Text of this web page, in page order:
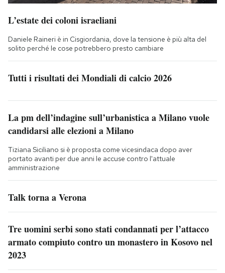
L’estate dei coloni israeliani
Daniele Raineri è in Cisgiordania, dove la tensione è più alta del
solito perché le cose potrebbero presto cambiare
Tutti i risultati dei Mondiali di calcio 2026
La pm dell’indagine sull’urbanistica a Milano vuole
candidarsi alle elezioni a Milano
Tiziana Siciliano si è proposta come vicesindaca dopo aver
portato avanti per due anni le accuse contro l'attuale
amministrazione
Talk torna a Verona
Tre uomini serbi sono stati condannati per l’attacco
armato compiuto contro un monastero in Kosovo nel
2023